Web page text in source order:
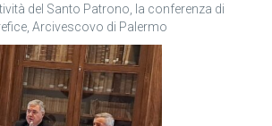
del Santo Patrono, la conferenza di
Arcivescovo di Palermo